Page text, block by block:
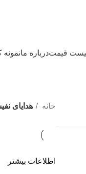
قیمتدرباره مانمونه
خانه هدایای
اطلاعات بیشتر